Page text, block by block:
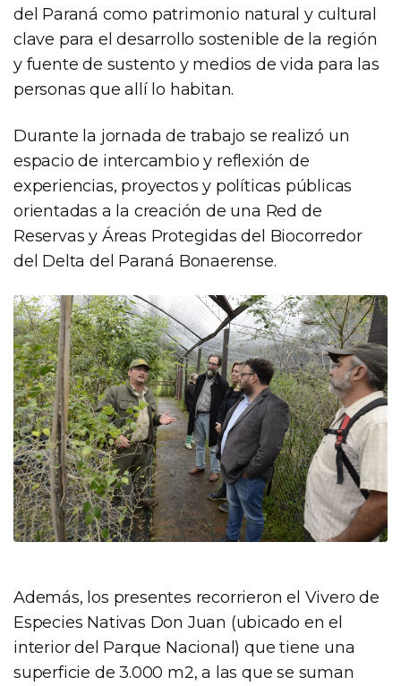
del Paraná como patrimonio natural y cultural
clave para el desarrollo sostenible de la región
y fuente de sustento y medios de vida para las
personas que allí lo habitan.
Durante la jornada de trabajo se realizó un
espacio de intercambio y reflexión de
experiencias, proyectos y políticas públicas
orientadas a la creación de una Red de
Reservas y Áreas Protegidas del Biocorredor
del Delta del Paraná Bonaerense.
Además, los presentes recorrieron el Vivero de
Especies Nativas Don Juan (ubicado en el
interior del Parque Nacional) que tiene una
superficie de 3.000 m2, a las que se suman